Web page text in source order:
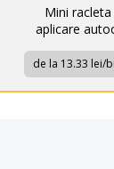
Mini
aplicare
de la 13.33 lei/